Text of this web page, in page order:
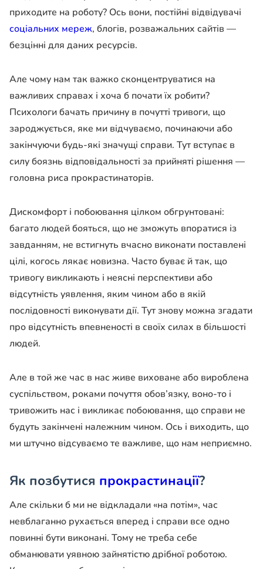
приходите на роботу? Ось вони, постійні відвідувачі
соціальних мереж, блогів, розважальних сайтів —
безцінні для даних ресурсів.
Але чому нам так важко сконцентруватися на
важливих справах і хоча б почати їх робити?
Психологи бачать причину в почутті тривоги, що
зароджується, яке ми відчуваємо, починаючи або
закінчуючи будь-які значущі справи. Тут вступає в
силу боязнь відповідальності за прийняті рішення —
головна риса прокрастинаторів.
Дискомфорт і побоювання цілком обгрунтовані:
багато людей бояться, що не зможуть впоратися із
завданням, не встигнуть вчасно виконати поставлені
цілі, когось лякає новизна. Часто буває й так, що
тривогу викликають і неясні перспективи або
відсутність уявлення, яким чином або в якій
послідовності виконувати дії. Тут знову можна згадати
про відсутність впевненості в своїх силах в більшості
людей.
Але в той же час в нас живе виховане або вироблена
суспільством, роками почуття обов’язку, воно-то і
тривожить нас і викликає побоювання, що справи не
будуть закінчені належним чином. Ось і виходить, що
ми штучно відсуваємо те важливе, що нам неприємно.
Як позбутися прокрастинації?
Але скільки б ми не відкладали «на потім», час
невблаганно рухається вперед і справи все одно
повинні бути виконані. Тому не треба себе
обманювати уявною зайнятістю дрібної роботою.